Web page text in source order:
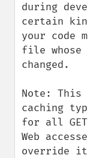
during
certain
your code
file whose
changed.
Note: This
caching
for all
Web
override